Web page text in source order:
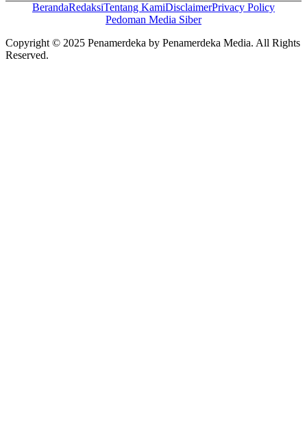
BerandaRedaksiTentang KamiDisclaimerPrivacy Policy
Pedoman Media Siber
Copyright © 2025 Penamerdeka by Penamerdeka Media. All Rights
Reserved.